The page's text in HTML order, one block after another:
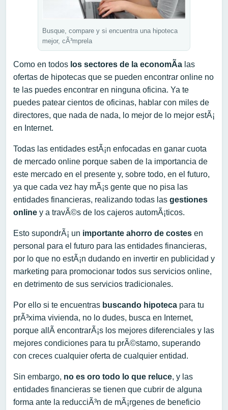
Busque, compare y si encuentra una hipoteca
mejor, cÃ³mprela
Como en todos los sectores de la economÃ­a las
ofertas de hipotecas que se pueden encontrar online no
te las puedes encontrar en ninguna oficina. Ya te
puedes patear cientos de oficinas, hablar con miles de
directores, que nada de nada, lo mejor de lo mejor estÃ¡
en Internet.
Todas las entidades estÃ¡n enfocadas en ganar cuota
de mercado online porque saben de la importancia de
este mercado en el presente y, sobre todo, en el futuro,
ya que cada vez hay mÃ¡s gente que no pisa las
entidades financieras, realizando todas las gestiones
online y a travÃ©s de los cajeros automÃ¡ticos.
Esto supondrÃ¡ un importante ahorro de costes en
personal para el futuro para las entidades financieras,
por lo que no estÃ¡n dudando en invertir en publicidad y
marketing para promocionar todos sus servicios online,
en detrimento de sus servicios tradicionales.
Por ello si te encuentras buscando hipoteca para tu
prÃ³xima vivienda, no lo dudes, busca en Internet,
porque allÃ­ encontrarÃ¡s los mejores diferenciales y las
mejores condiciones para tu prÃ©stamo, superando
con creces cualquier oferta de cualquier entidad.
Sin embargo, no es oro todo lo que reluce, y las
entidades financieras se tienen que cubrir de alguna
forma ante la reducciÃ³n de mÃ¡rgenes de beneficio